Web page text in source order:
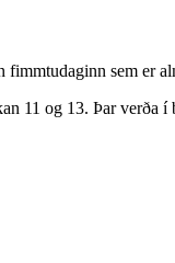
sem er
og 13. Þar verða